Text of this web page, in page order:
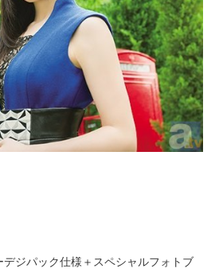
ジパック仕様＋スペシャルフォトブ